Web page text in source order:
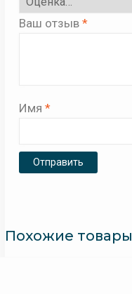
Ваш отзыв *
Имя *
Похожие товары